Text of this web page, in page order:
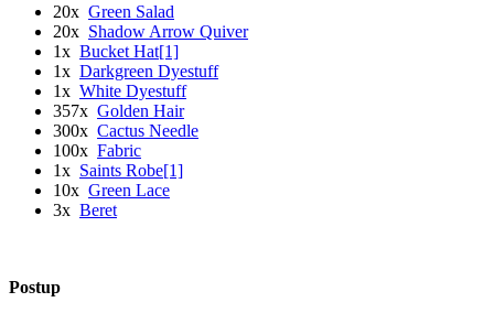
20x Green Salad
20x Shadow Arrow Quiver
1x Bucket Hat[1]
1x Darkgreen Dyestuff
1x White Dyestuff
357x Golden Hair
300x Cactus Needle
100x Fabric
1x Saints Robe[1]
10x Green Lace
3x Beret
Postup